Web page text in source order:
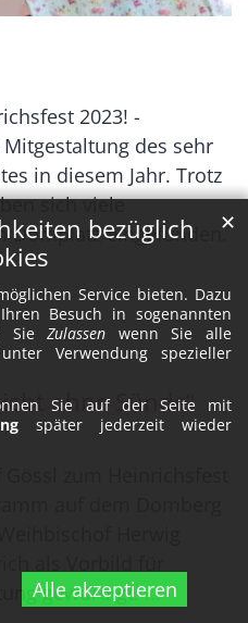
bezüglich
Service bieten. Dazu
Besuch in sogenannten
SieZulassen wenn Sie alle
Verwendung spezieller
Sie auf der Seite mit
später jederzeit wieder
Alle akzeptieren
✕
2023! -
des sehr
in diesem Jahr. Trotz
sich viele
Domplatz eingefunden.
ohne Sünde“
zum Heinrichsfest
auf dem Domberg
Herwig
als Vorbild für
gewürdigt. ...